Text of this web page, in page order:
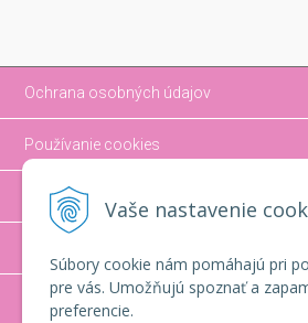
Vaše nastavenie
Súbory cookie nám pomáhajú pri
pre vás. Umožňujú spoznať a
preferencie.
Ochrana osobných údajov
Používanie cookies
Možnosti platby a doprava
Obchodné podmienky